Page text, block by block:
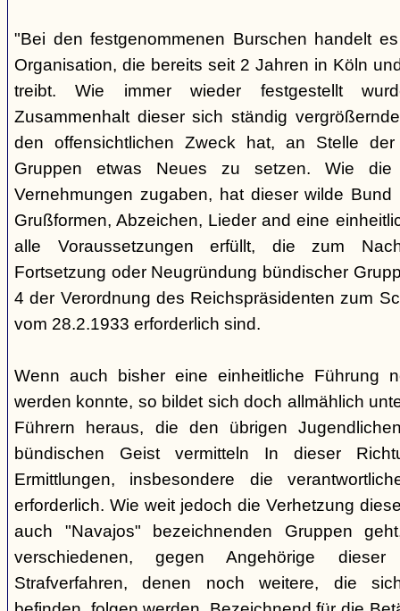
"Bei den festgenommenen Burschen handelt
Organisation, die bereits seit 2 Jahren in Köln
treibt. Wie immer wieder festgestellt
Zusammenhalt dieser sich ständig
den offensichtlichen Zweck hat, an Stelle der
Gruppen etwas Neues zu setzen. Wie die
Vernehmungen zugaben, hat dieser wilde
Grußformen, Abzeichen, Lieder and eine
alle Voraussetzungen erfüllt, die zum
Fortsetzung oder Neugründung bündischer
4 der Verordnung des Reichspräsidenten zum
vom 28.2.1933 erforderlich sind.
Wenn auch bisher eine einheitliche Führung
werden konnte, so bildet sich doch allmählich
Führern heraus, die den übrigen
bündischen Geist vermitteln In dieser
Ermittlungen, insbesondere die
erforderlich. Wie weit jedoch die Verhetzung
auch "Navajos" bezeichnenden Gruppen
verschiedenen, gegen Angehörige dieser
Strafverfahren, denen noch weitere, die